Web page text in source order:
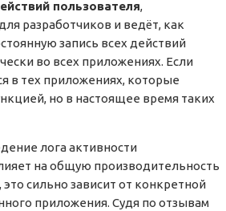
пользователя,
разработчиков и ведёт, как
запись всех действий
во всех приложениях. Если
в тех приложениях, которые
но в настоящее время таких
лога активности
на общую производительность
сильно зависит от конкретной
приложения. Судя по отзывам